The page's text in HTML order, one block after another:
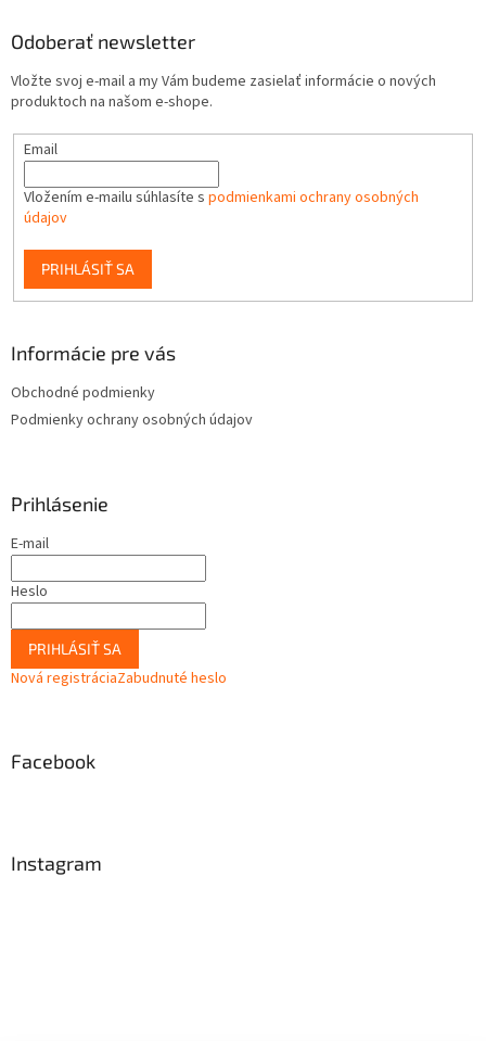
Odoberať newsletter
Vložte svoj e-mail a my Vám budeme zasielať informácie o nových
produktoch na našom e-shope.
Email
Vložením e-mailu súhlasíte s podmienkami ochrany osobných
údajov
PRIHLÁSIŤ SA
Informácie pre vás
Obchodné podmienky
Podmienky ochrany osobných údajov
Prihlásenie
E-mail
Heslo
PRIHLÁSIŤ SA
Nová registráciaZabudnuté heslo
Facebook
Instagram